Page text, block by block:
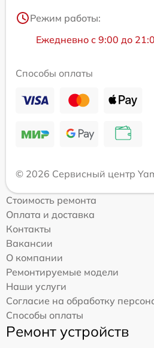
Режим работы:
Ежедневно с 9:00 до
Способы оплаты
© 2026 Сервисный центр
Стоимость ремонта
Оплата и доставка
Контакты
Вакансии
О компании
Ремонтируемые модели
Наши услуги
Согласие на обработку
Способы оплаты
Ремонт устройств